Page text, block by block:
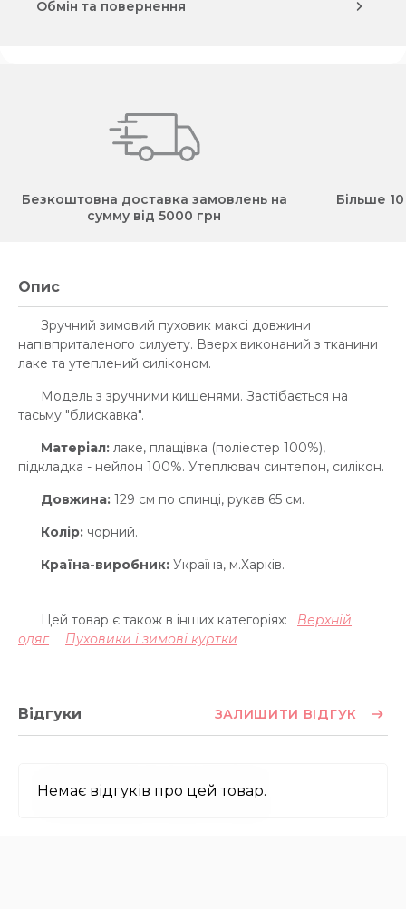
Обмін та повернення
Безкоштовна доставка замовлень на
сумму від 5000 грн
Більше
Опис
Зручний зимовий пуховик максі довжини
напівприталеного силуету. Вверх виконаний з тканини
лаке та утеплений силіконом.
Модель з зручними кишенями. Застібається на
тасьму "блискавка".
Матеріал: лаке, плащівка (поліестер 100%),
підкладка - нейлон 100%. Утеплювач синтепон, силікон.
Довжина: 129 см по спинці, рукав 65 см.
Колір: чорний.
Країна-виробник: Україна, м.Харків.
Цей товар є також в інших категоріях:
Верхній
одяг
Пуховики і зимові куртки
Відгуки ЗАЛИШИТИ ВІДГУК
Немає відгуків про цей товар.